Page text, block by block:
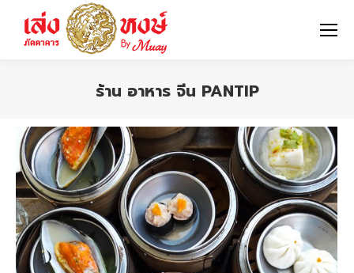
ร้าน อาหาร จีน PANTIP